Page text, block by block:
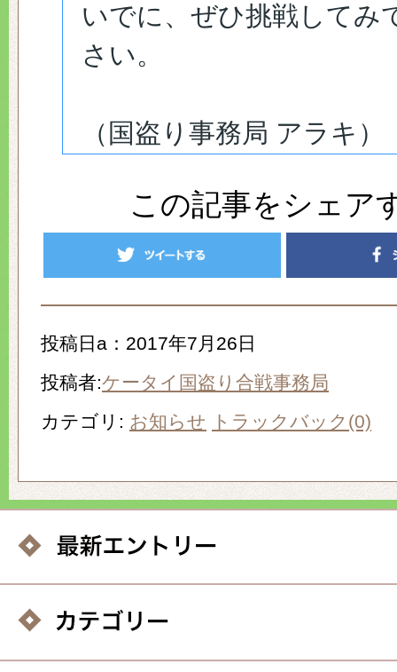
いでに、ぜひ挑戦してみ
さい。
（国盗り事務局 アラキ）
この記事をシェア
投稿日a：2017年7月26日
投稿者:ケータイ国盗り合戦事務局
カテゴリ: お知らせ トラックバック(0)